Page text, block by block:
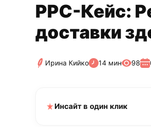
РРС-Кейс:
доставки
Ирина Кийко 14 мин 98
Инсайт в один клик